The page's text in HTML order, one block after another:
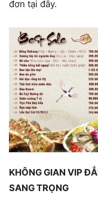
đơn tại đây.
KHÔNG GIAN VIP
SANG TRỌNG